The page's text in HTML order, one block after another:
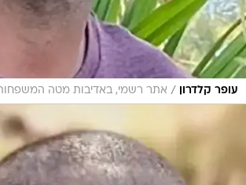
עופר קלדרון / אתר רשמי, באדיבות מטה